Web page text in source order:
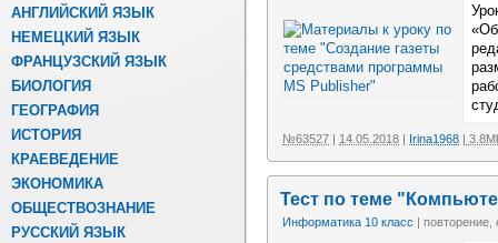
АНГЛИЙСКИЙ ЯЗЫК
НЕМЕЦКИЙ ЯЗЫК
ФРАНЦУЗСКИЙ ЯЗЫК
БИОЛОГИЯ
ГЕОГРАФИЯ
ИСТОРИЯ
КРАЕВЕДЕНИЕ
ЭКОНОМИКА
ОБЩЕСТВОЗНАНИЕ
РУССКИЙ ЯЗЫК
№63527 | 14.05.2018 | Irina1968 |
Тест по теме
Информатика 10 класс | повторение,